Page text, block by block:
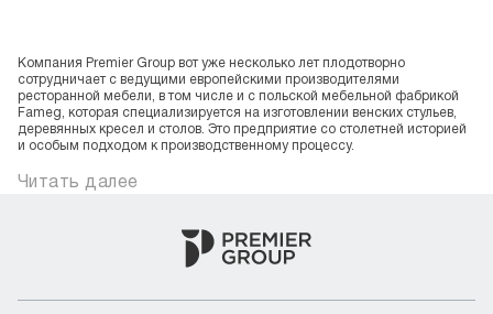
Компания Premier Group вот уже несколько лет плодотворно
сотрудничает с ведущими европейскими производителями
ресторанной мебели, в том числе и с польской мебельной фабрикой
Fameg, которая специализируется на изготовлении венских стульев,
деревянных кресел и столов. Это предприятие со столетней историей
и особым подходом к производственному процессу.
Читать далее